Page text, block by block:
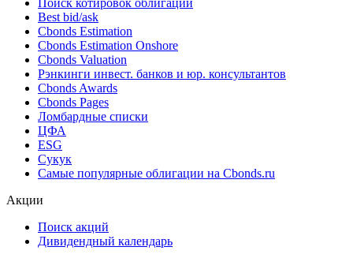
Поиск котировок облигаций
Best bid/ask
Cbonds Estimation
Cbonds Estimation Onshore
Cbonds Valuation
Рэнкинги инвест. банков и юр. консультантов
Cbonds Awards
Cbonds Pages
Ломбардные списки
ЦФА
ESG
Сукук
Самые популярные облигации на Cbonds.ru
Акции
Поиск акций
Дивидендный календарь